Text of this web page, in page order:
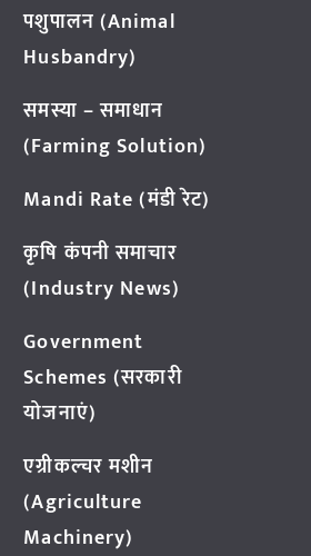
पशुपालन (Animal
Husbandry)
समस्या – समाधान
(Farming Solution)
Mandi Rate (मंडी रेट)
कृषि कंपनी समाचार
(Industry News)
Government
Schemes (सरकारी
योजनाएं)
एग्रीकल्चर मशीन
(Agriculture
Machinery)